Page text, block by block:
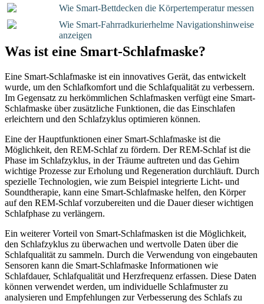
Wie Smart-Bettdecken die Körpertemperatur messen
Wie Smart-Fahrradkurierhelme Navigationshinweise
anzeigen
Was ist eine Smart-Schlafmaske?
Eine Smart-Schlafmaske ist ein innovatives Gerät, das entwickelt
wurde, um den Schlafkomfort und die Schlafqualität zu verbessern.
Im Gegensatz zu herkömmlichen Schlafmasken verfügt eine Smart-
Schlafmaske über zusätzliche Funktionen, die das Einschlafen
erleichtern und den Schlafzyklus optimieren können.
Eine der Hauptfunktionen einer Smart-Schlafmaske ist die
Möglichkeit, den REM-Schlaf zu fördern. Der REM-Schlaf ist die
Phase im Schlafzyklus, in der Träume auftreten und das Gehirn
wichtige Prozesse zur Erholung und Regeneration durchläuft. Durch
spezielle Technologien, wie zum Beispiel integrierte Licht- und
Soundtherapie, kann eine Smart-Schlafmaske helfen, den Körper
auf den REM-Schlaf vorzubereiten und die Dauer dieser wichtigen
Schlafphase zu verlängern.
Ein weiterer Vorteil von Smart-Schlafmasken ist die Möglichkeit,
den Schlafzyklus zu überwachen und wertvolle Daten über die
Schlafqualität zu sammeln. Durch die Verwendung von eingebauten
Sensoren kann die Smart-Schlafmaske Informationen wie
Schlafdauer, Schlafqualität und Herzfrequenz erfassen. Diese Daten
können verwendet werden, um individuelle Schlafmuster zu
analysieren und Empfehlungen zur Verbesserung des Schlafs zu